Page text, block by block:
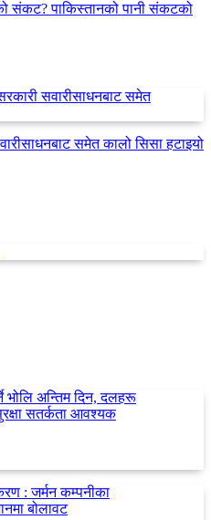
संकट? पाकिस्तानको पानी संकटको
समेत कालो सिसा हटाइयो